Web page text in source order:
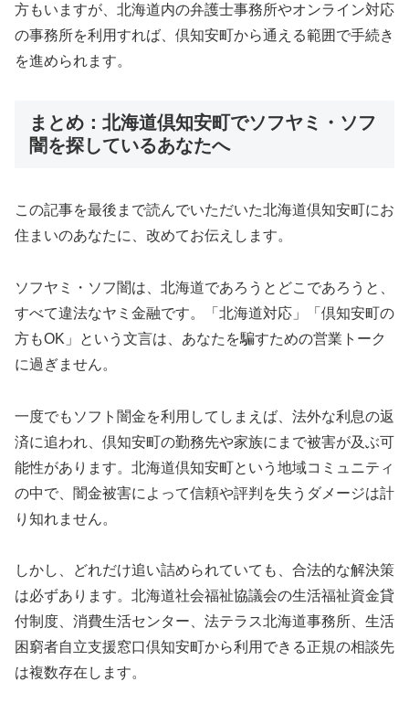
方もいますが、北海道内の弁護士事務所やオンライン対応
の事務所を利用すれば、倶知安町から通える範囲で手続き
を進められます。
まとめ：北海道倶知安町でソフヤミ・ソフ
闇を探しているあなたへ
この記事を最後まで読んでいただいた北海道倶知安町にお
住まいのあなたに、改めてお伝えします。
ソフヤミ・ソフ闇は、北海道であろうとどこであろうと、
すべて違法なヤミ金融です。「北海道対応」「倶知安町の
方もOK」という文言は、あなたを騙すための営業トーク
に過ぎません。
一度でもソフト闇金を利用してしまえば、法外な利息の返
済に追われ、倶知安町の勤務先や家族にまで被害が及ぶ可
能性があります。北海道倶知安町という地域コミュニティ
の中で、闇金被害によって信頼や評判を失うダメージは計
り知れません。
しかし、どれだけ追い詰められていても、合法的な解決策
は必ずあります。北海道社会福祉協議会の生活福祉資金貸
付制度、消費生活センター、法テラス北海道事務所、生活
困窮者自立支援窓口倶知安町から利用できる正規の相談先
は複数存在します。